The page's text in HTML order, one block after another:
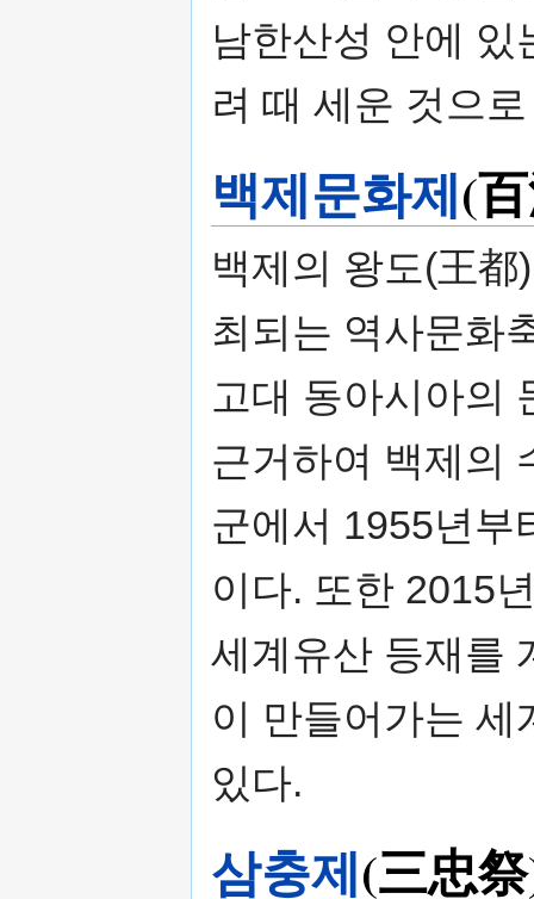
남한산성 안에
려 때 세운 것으
백제문화제(
백제의 왕도(王
최되는 역사문화
고대 동아시아의
근거하여 백제의
군에서 1955년부
이다. 또한 2015
세계유산 등재를
이 만들어가는
있다.
삼충제(三忠